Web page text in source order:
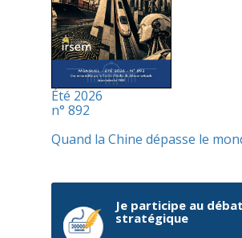
Été 2026
n° 892
Quand la Chine dépasse le
Je participe au débat
stratégique